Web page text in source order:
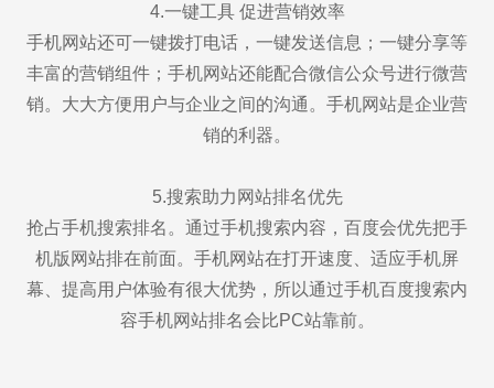
4.一键工具 促进营销效率
手机网站还可一键拨打电话，一键发送信息；一键分享等
丰富的营销组件；手机网站还能配合微信公众号进行微营
销。大大方便用户与企业之间的沟通。手机网站是企业营
销的利器。
5.搜索助力网站排名优先
抢占手机搜索排名。通过手机搜索内容，百度会优先把手
机版网站排在前面。手机网站在打开速度、适应手机屏
幕、提高用户体验有很大优势，所以通过手机百度搜索内
容手机网站排名会比PC站靠前。